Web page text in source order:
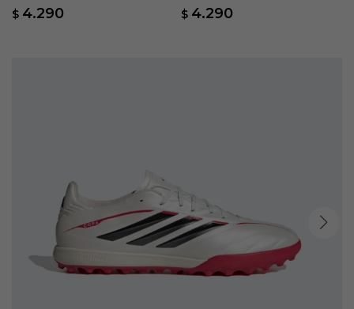
$ 4.290 $ 4.290